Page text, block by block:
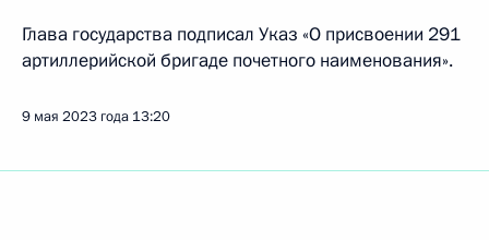
Глава государства подписал Указ «О присвоении 291
артиллерийской бригаде почетного наименования».
9 мая 2023 года 13:20